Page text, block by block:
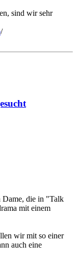
sind wir sehr
/
Dame, die in "Talk
mit einem
wir mit so einer
auch eine